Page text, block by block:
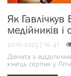
Як
медійників і
20.10.2025 | 16:41
Дівчата з
кінець серпня у